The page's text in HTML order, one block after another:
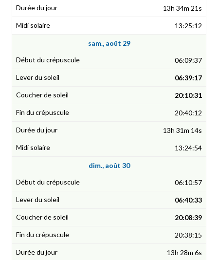
13h 34m 21s
13:25:12
sam., août 29
06:09:37
06:39:17
20:10:31
20:40:12
13h 31m 14s
13:24:54
dim., août 30
06:10:57
06:40:33
20:08:39
20:38:15
13h 28m 6s